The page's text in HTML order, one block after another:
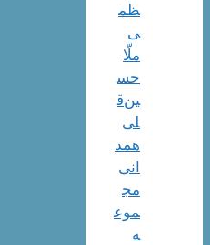
ظم
ی
ملّا
حس
ین‌ق
لی
همد
انی
مج
موع
ه